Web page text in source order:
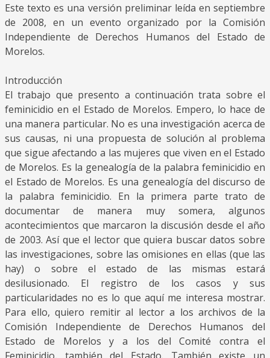
Este texto es una versión preliminar leída en septiembre
de 2008, en un evento organizado por la Comisión
Independiente de Derechos Humanos del Estado de
Morelos.
Introducción
El trabajo que presento a continuación trata sobre el
feminicidio en el Estado de Morelos. Empero, lo hace de
una manera particular. No es una investigación acerca de
sus causas, ni una propuesta de solución al problema
que sigue afectando a las mujeres que viven en el Estado
de Morelos. Es la genealogía de la palabra feminicidio en
el Estado de Morelos. Es una genealogía del discurso de
la palabra feminicidio. En la primera parte trato de
documentar de manera muy somera, algunos
acontecimientos que marcaron la discusión desde el año
de 2003. Así que el lector que quiera buscar datos sobre
las investigaciones, sobre las omisiones en ellas (que las
hay) o sobre el estado de las mismas estará
desilusionado. El registro de los casos y sus
particularidades no es lo que aquí me interesa mostrar.
Para ello, quiero remitir al lector a los archivos de la
Comisión Independiente de Derechos Humanos del
Estado de Morelos y a los del Comité contra el